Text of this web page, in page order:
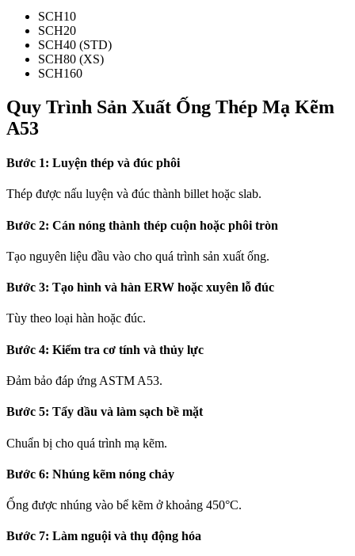
SCH10
SCH20
SCH40 (STD)
SCH80 (XS)
SCH160
Quy Trình Sản Xuất Ống Thép Mạ Kẽm
A53
Bước 1: Luyện thép và đúc phôi
Thép được nấu luyện và đúc thành billet hoặc slab.
Bước 2: Cán nóng thành thép cuộn hoặc phôi tròn
Tạo nguyên liệu đầu vào cho quá trình sản xuất ống.
Bước 3: Tạo hình và hàn ERW hoặc xuyên lỗ đúc
Tùy theo loại hàn hoặc đúc.
Bước 4: Kiểm tra cơ tính và thủy lực
Đảm bảo đáp ứng ASTM A53.
Bước 5: Tẩy dầu và làm sạch bề mặt
Chuẩn bị cho quá trình mạ kẽm.
Bước 6: Nhúng kẽm nóng chảy
Ống được nhúng vào bể kẽm ở khoảng 450°C.
Bước 7: Làm nguội và thụ động hóa